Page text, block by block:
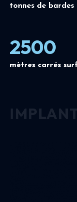
tonnes de
2500
mètres carrés